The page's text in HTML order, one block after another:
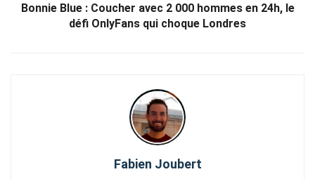
Bonnie Blue : Coucher avec 2 000 hommes en 24h, le
défi OnlyFans qui choque Londres
Fabien Joubert